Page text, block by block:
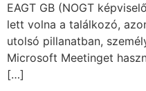
EAGT GB (NOGT
lett volna a találkozó,
utolsó pillanatban,
Microsoft Meetinget
[…]